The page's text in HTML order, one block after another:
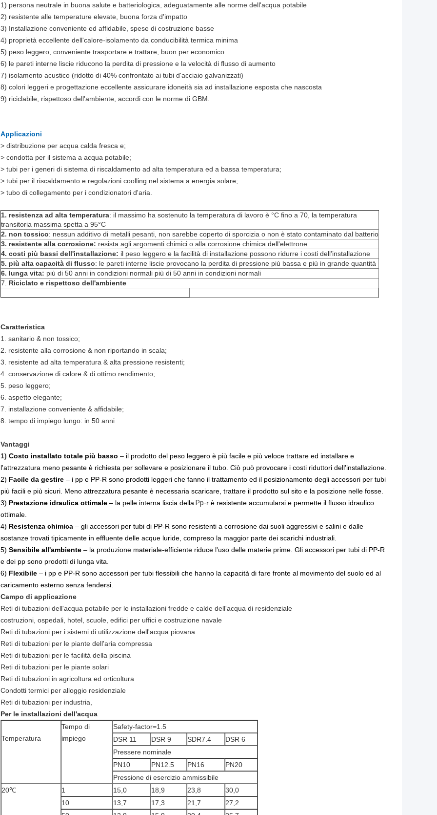
1) persona neutrale in buona salute e batteriologica, adeguatamente alle norme dell'acqua potabile
2) resistente alle temperature elevate, buona forza d'impatto
3) Installazione conveniente ed affidabile, spese di costruzione basse
4) proprietà eccellente dell'calore-isolamento da conducibilità termica minima
5) peso leggero, conveniente trasportare e trattare, buon per economico
6) le pareti interne liscie riducono la perdita di pressione e la velocità di flusso di aumento
7) isolamento acustico (ridotto di 40% confrontato ai tubi d'acciaio galvanizzati)
8) colori leggeri e progettazione eccellente assicurare idoneità sia ad installazione esposta che nascosta
9) riciclabile, rispettoso dell'ambiente, accordi con le norme di GBM.
Applicazioni
> distribuzione per acqua calda fresca e;
> condotta per il sistema a acqua potabile;
> tubi per i generi di sistema di riscaldamento ad alta temperatura ed a bassa temperatura;
> tubi per il riscaldamento e regolazioni coolling nel sistema a energia solare;
> tubo di collegamento per i condizionatori d'aria.
1. resistenza ad alta temperatura: il massimo ha sostenuto la temperatura di lavoro è °C fino a 70, la temperatura
transitoria massima spetta a 95°C
2. non tossico: nessun additivo di metalli pesanti, non sarebbe coperto di sporcizia o non è stato contaminato dal batterio
3. resistente alla corrosione: resista agli argomenti chimici o alla corrosione chimica dell'elettrone
4. costi più bassi dell'installazione: il peso leggero e la facilità di installazione possono ridurre i costi dell'installazione
5. più alta capacità di flusso: le pareti interne liscie provocano la perdita di pressione più bassa e più in grande quantità
6. lunga vita: più di 50 anni in condizioni normali più di 50 anni in condizioni normali
7. Riciclato e rispettoso dell'ambiente
Caratteristica
1. sanitario & non tossico;
2. resistente alla corrosione & non riportando in scala;
3. resistente ad alta temperatura & alta pressione resistenti;
4. conservazione di calore & di ottimo rendimento;
5. peso leggero;
6. aspetto elegante;
7. installazione conveniente & affidabile;
8. tempo di impiego lungo: in 50 anni
Vantaggi
1) Costo installato totale più basso – il prodotto del peso leggero è più facile e più veloce trattare ed installare e
l'attrezzatura meno pesante è richiesta per sollevare e posizionare il tubo. Ciò può provocare i costi riduttori dell'installazione.
2) Facile da gestire – i pp e PP-R sono prodotti leggeri che fanno il trattamento ed il posizionamento degli accessori per tubi
più facili e più sicuri. Meno attrezzatura pesante è necessaria scaricare, trattare il prodotto sul sito e la posizione nelle fosse.
3) Prestazione idraulica ottimale – la pelle interna liscia della Pp-r è resistente accumularsi e permette il flusso idraulico
ottimale.
4) Resistenza chimica – gli accessori per tubi di PP-R sono resistenti a corrosione dai suoli aggressivi e salini e dalle
sostanze trovati tipicamente in effluente delle acque luride, compreso la maggior parte dei scarichi industriali.
5) Sensibile all'ambiente – la produzione materiale-efficiente riduce l'uso delle materie prime. Gli accessori per tubi di PP-R
e dei pp sono prodotti di lunga vita.
6) Flexibile – i pp e PP-R sono accessori per tubi flessibili che hanno la capacità di fare fronte al movimento del suolo ed al
caricamento esterno senza fendersi.
Campo di applicazione
Reti di tubazioni dell'acqua potabile per le installazioni fredde e calde dell'acqua di residenziale
costruzioni, ospedali, hotel, scuole, edifici per uffici e costruzione navale
Reti di tubazioni per i sistemi di utilizzazione dell'acqua piovana
Reti di tubazioni per le piante dell'aria compressa
Reti di tubazioni per le facilità della piscina
Reti di tubazioni per le piante solari
Reti di tubazioni in agricoltura ed orticoltura
Condotti termici per alloggio residenziale
Reti di tubazioni per industria,
Per le installazioni dell'acqua
Temperatura
Tempo di
impiego
Safety-factor=1.5
DSR 11
DSR 9 SDR7.4
DSR 6
Pressere nominale
PN10
PN12.5 PN16
PN20
Pressione di esercizio ammissibile
20℃
1 15,0 18,9 23,8
30,0
10
13,7 17,3 21,7
27,2